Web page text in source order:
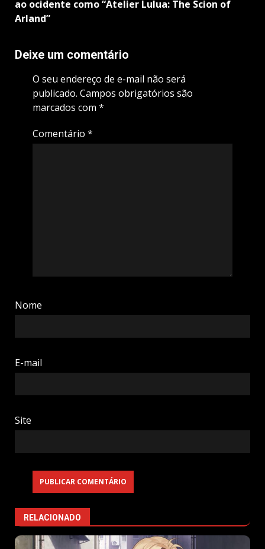
ao ocidente como “Atelier Lulua: The Scion of
Arland”
Deixe um comentário
O seu endereço de e-mail não será
publicado. Campos obrigatórios são
marcados com *
Comentário *
Nome
E-mail
Site
RELACIONADO